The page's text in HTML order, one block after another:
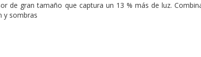
de gran tamaño que captura un 13 % más de luz.
y sombras